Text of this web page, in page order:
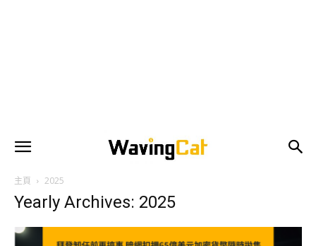
主頁 2025
Yearly Archives: 2025